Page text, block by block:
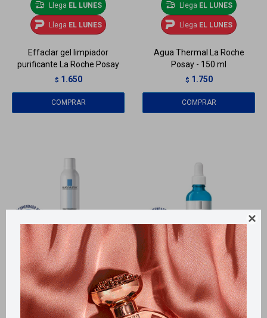

Llega EL LUNES
Llega EL LUNES
Effaclar gel limpiador
purificante La Roche Posay
$ 1.650
Llega EL LUNES
Llega EL LUNES
Agua Thermal La Roche
Posay - 150 ml
$ 1.750
LlegaEL LUNES
LlegaEL LUNES
LlegaEL LUNES
LlegaEL LUNES